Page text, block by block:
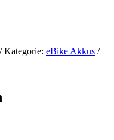
Kategorie: eBike Akkus